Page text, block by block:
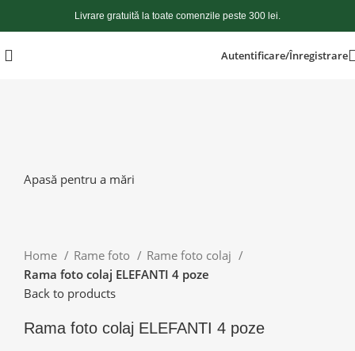
Livrare gratuită la toate comenzile peste 300 lei.
Autentificare/Înregistrare
Apasă pentru a mări
Home Rame foto
Rame foto colaj
Rama foto colaj ELEFANTI 4 poze
Back to products
Rama foto colaj ELEFANTI 4 poze